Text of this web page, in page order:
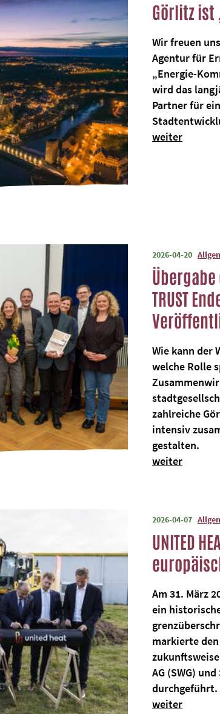
Görlitz ist
Wir freuen
Agentur für
„Energie-
wird das
Partner für
weiter
2026-04-20
TRUST
Wie kann der
welche Rolle
zahlreiche
intensiv
gestalten.
weiter
2026-04-07
UNITED
Am 31. März
ein
markierte den
AG (SWG)
durchgeführt.
weiter